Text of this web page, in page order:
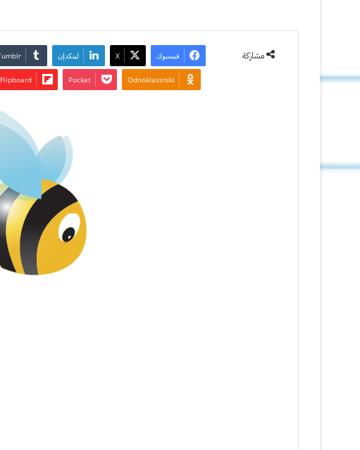
مشاركة فيسبوك ‫X لينكدإن ‏Tumblr
Odnoklassniki
‫Pocket
Flipboard